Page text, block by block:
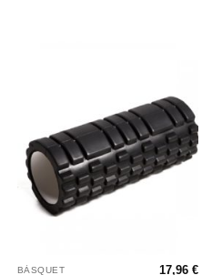
BÀSQUET 17,96€